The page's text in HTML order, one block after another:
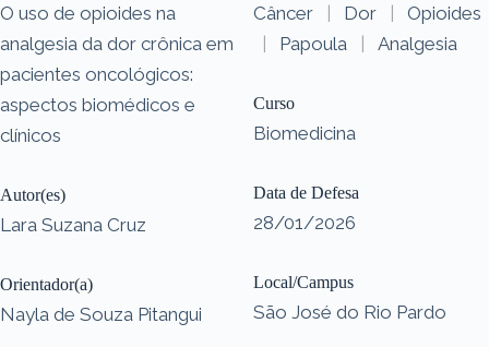
O uso de opioides na
analgesia da dor crônica em
pacientes oncológicos:
aspectos biomédicos e
clínicos
Autor(es)
Lara Suzana Cruz
Orientador(a)
Nayla de Souza Pitangui
Câncer | Dor |
Opioides
|
Papoula | Analgesia
Curso
Biomedicina
Data de Defesa
28/01/2026
Local/Campus
São José do Rio Pardo